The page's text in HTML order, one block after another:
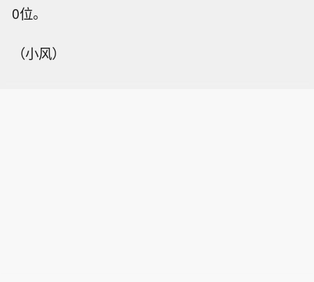
0位。
（小风）